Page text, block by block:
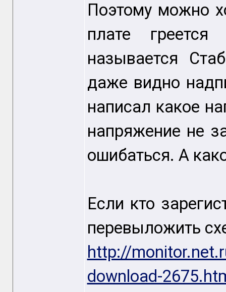
Поэтому можно
плате
называется
даже видно
написал какое
напряжение не
ошибаться. А
Если кто
перевыложить
http://
download-